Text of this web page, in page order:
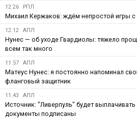
12:26 РПЛ
Михаил Кержаков: ждём непростой игры
12:12 АПЛ
Нунес — об уходе Гвардиолы: тяжело
всем так много
11:57 АПЛ
Матеус Нунес: я постоянно напоминал
фланговый защитник
11:43 АПЛ
Источник: "Ливерпуль" будет выплачивать
документы подписаны